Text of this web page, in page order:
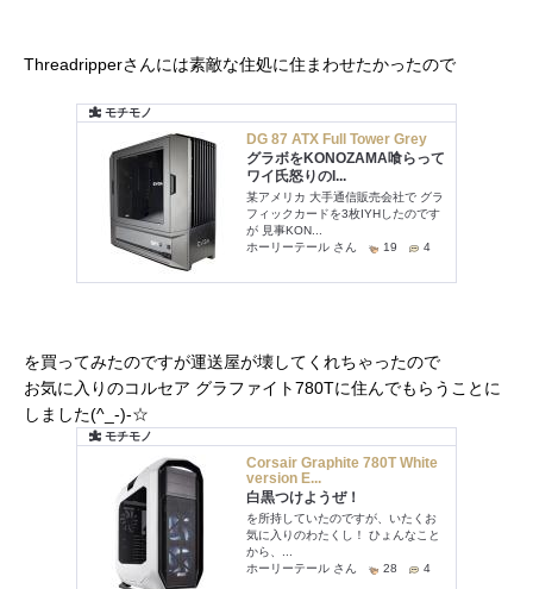
Threadripperさんには素敵な住処に住まわせたかったので
を買ってみたのですが運送屋が壊してくれちゃったので
お気に入りのコルセア グラファイト780Tに住んでもらうことに
しました(^_-)-☆